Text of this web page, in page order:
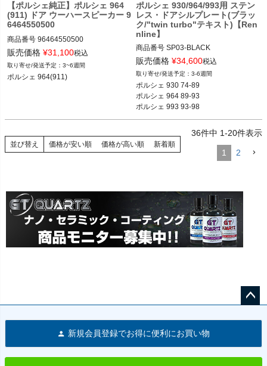
【ポルシェ純正】ポルシェ 964
(911) ドア ウーハースピーカー 9
6464550500
商品番号 96464550500
ポルシェ 964(911) カレラ2／カレラ4
／カレラRS／ターボ 89-93
販売価格 ¥31,100税込
3~6週間
ポルシェ 964(911)
ポルシェ 930/964/993用 ステン
レス・ドアシルプレート(ブラッ
ク/"twin turbo"テキスト)【Ren
nline】
商品番号 SP03-BLACK
SP03-BLACK
12REN：SP03 BLACK
ポルシェ 930 75-89
ポルシェ 964 89-93
ポルシェ 993 93-98
販売価格 ¥34,600税込
3-6週間
ポルシェ 930 74-89
ポルシェ 964 89-93
ポルシェ 993 93-98
並び替え 価格が安い順 価格が高い順 新着順
36件中 1-20件表示
1 2
へ
新規会員登録でお得に便利にお買い物